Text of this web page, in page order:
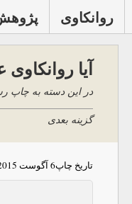
روانكاوی
آیا
در این دسته به چاپ
گزینه بعدی
تاریخ چاپ6 آگوست 2015